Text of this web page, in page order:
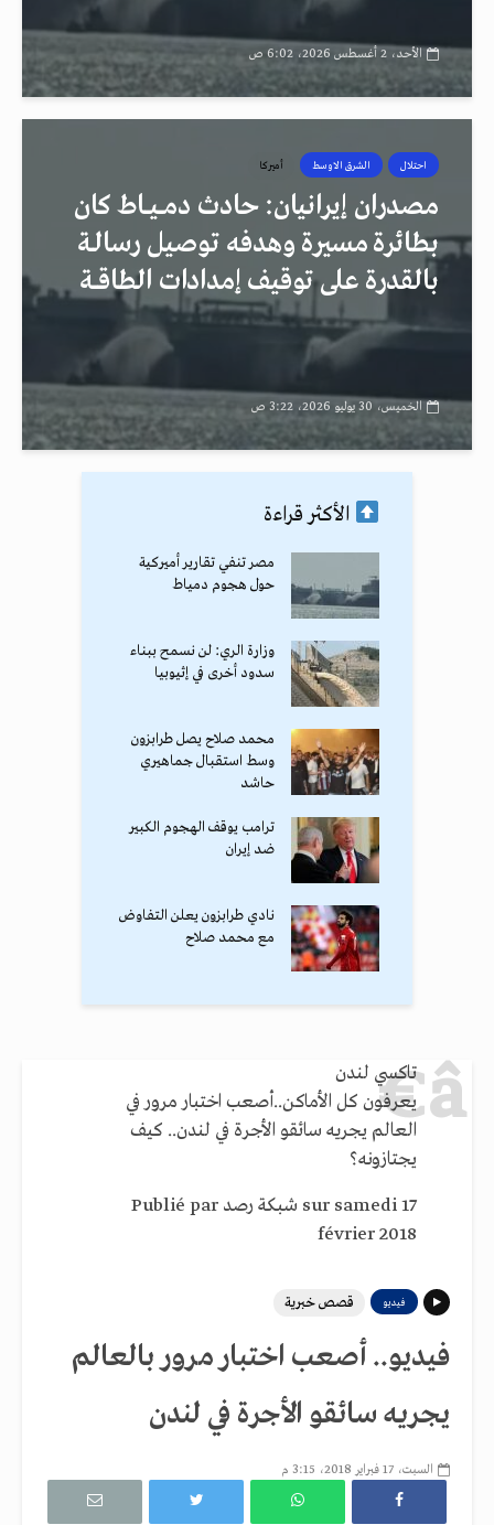
الأحد، 2 أغسطس 2026، 6:02 ص
احتلال الشرق الاوسط أميركا
مصدران إيرانيان: حادث دمــيــاط كان
بطائرة مسيرة وهدفه توصيل رسالـة
بالقدرة على توقيف إمدادات الطاقــة
الخميس، 30 يوليو 2026، 3:22 ص
الأكثر قراءة
مصر تنفي تقارير أميركية
حول هجوم دمياط
وزارة الري: لن نسمح ببناء
سدود أخرى في إثيوبيا
محمد صلاح يصل طرابزون
وسط استقبال جماهيري
حاشد
ترامب يوقف الهجوم الكبير
ضد إيران
نادي طرابزون يعلن التفاوض
مع محمد صلاح
تاكسي لندن
يعرفون كل الأماكن..أصعب اختبار مرور في
العالم يجريه سائقو الأجرة في لندن.. كيف
يجتازونه؟
Publié par ‎ شبكة رصد ‎ sur samedi 17
février 2018
فيديو قصص خبرية
فيديو.. أصعب اختبار مرور بالعالم
يجريه سائقو الأجرة في لندن
السبت، 17 فبراير 2018، 3:15 م